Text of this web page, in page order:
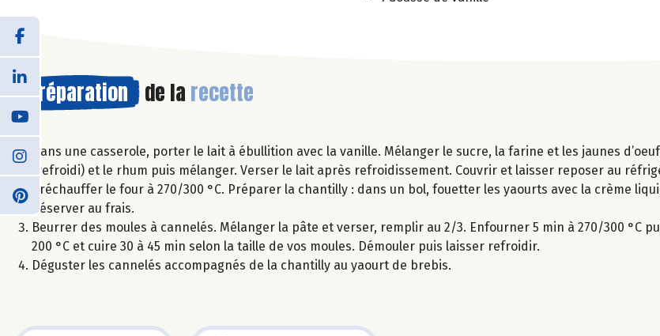
Préparation de la recette
Dans une casserole, porter le lait à ébullition avec la vanille. Mélanger le sucre, la farine et les jaunes
(refroidi) et le rhum puis mélanger. Verser le lait après refroidissement. Couvrir et laisser reposer au
Préchauffer le four à 270/300 °C. Préparer la chantilly : dans un bol, fouetter les yaourts avec la crème
Réserver au frais.
Beurrer des moules à cannelés. Mélanger la pâte et verser, remplir au 2/3. Enfourner 5 min à 270/300 °C
200 °C et cuire 30 à 45 min selon la taille de vos moules. Démouler puis laisser refroidir.
Déguster les cannelés accompagnés de la chantilly au yaourt de brebis.